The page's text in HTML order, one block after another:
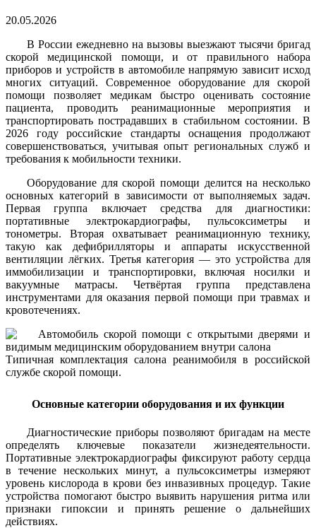
20.05.2026
В России ежедневно на вызовы выезжают тысячи бригад
скорой медицинской помощи, и от правильного набора
приборов и устройств в автомобиле напрямую зависит исход
многих ситуаций. Современное оборудование для скорой
помощи позволяет медикам быстро оценивать состояние
пациента, проводить реанимационные мероприятия и
транспортировать пострадавших в стабильном состоянии. В
2026 году российские стандарты оснащения продолжают
совершенствоваться, учитывая опыт региональных служб и
требования к мобильности техники.
Оборудование для скорой помощи делится на несколько
основных категорий в зависимости от выполняемых задач.
Первая группа включает средства для диагностики:
портативные электрокардиографы, пульсоксиметры и
тонометры. Вторая охватывает реанимационную технику,
такую как дефибрилляторы и аппараты искусственной
вентиляции лёгких. Третья категория — это устройства для
иммобилизации и транспортировки, включая носилки и
вакуумные матрасы. Четвёртая группа представлена
инструментами для оказания первой помощи при травмах и
кровотечениях.
Типичная комплектация салона реанимобиля в российской
службе скорой помощи.
Основные категории оборудования и их функции
Диагностические приборы позволяют бригадам на месте
определять ключевые показатели жизнедеятельности.
Портативные электрокардиографы фиксируют работу сердца
в течение нескольких минут, а пульсоксиметры измеряют
уровень кислорода в крови без инвазивных процедур. Такие
устройства помогают быстро выявить нарушения ритма или
признаки гипоксии и принять решение о дальнейших
действиях.